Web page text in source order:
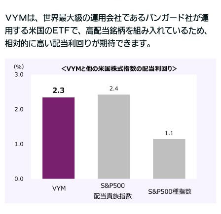
VYMは、世界最大級の運用会社であるバンガード社が運
用する米国のETFで、高配当銘柄を組み入れているため、
相対的に高い配当利回りが期待できます。